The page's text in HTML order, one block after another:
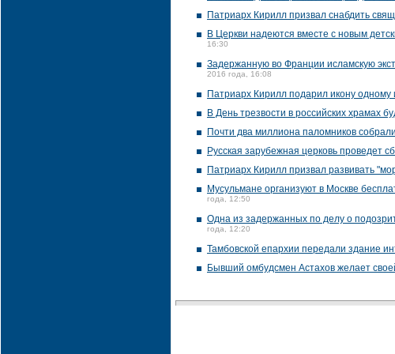
Патриарх Кирилл призвал снабдить
В Церкви надеются вместе с новым
16:30
Задержанную во Франции исламскую
2016 года, 16:08
Патриарх Кирилл подарил икону
В День трезвости в российских храмах
Почти два миллиона паломников
Русская зарубежная церковь проведет
Патриарх Кирилл призвал развивать
Мусульмане организуют в Москве
года, 12:50
Одна из задержанных по делу о
года, 12:20
Тамбовской епархии передали здание
Бывший омбудсмен Астахов желает